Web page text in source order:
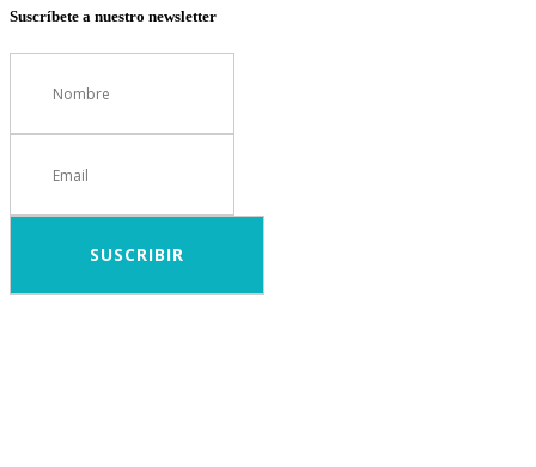
Suscríbete a nuestro newsletter